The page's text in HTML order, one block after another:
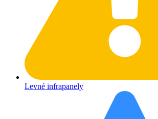
Levné infrapanely